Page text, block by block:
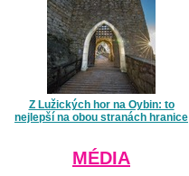
Z Lužických hor na Oybin: to
nejlepší na obou stranách hranice
MÉDIA